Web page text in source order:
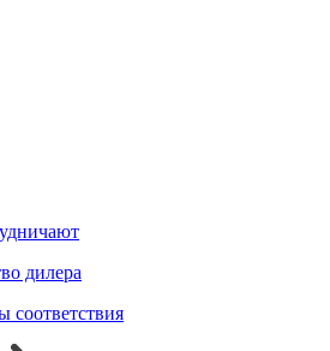
дилера
соответствия